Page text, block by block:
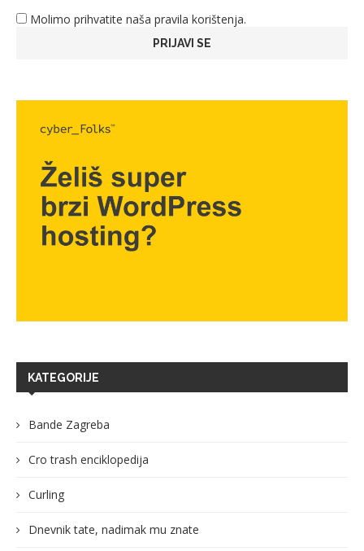
Molimo prihvatite naša pravila korištenja.
KATEGORIJE
Bande Zagreba
Cro trash enciklopedija
Curling
Dnevnik tate, nadimak mu znate